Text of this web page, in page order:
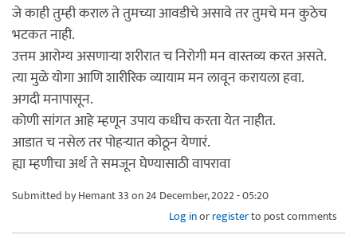
जे काही तुम्ही कराल ते तुमच्या आवडीचे असावे तर तुमचे मन कुठेच
भटकत नाही.
उत्तम आरोग्य असणाऱ्या शरीरात च निरोगी मन वास्तव्य करत असते.
त्या मुळे योगा आणि शारीरिक व्यायाम मन लावून करायला हवा.
अगदी मनापासून.
कोणी सांगत आहे म्हणून उपाय कधीच करता येत नाहीत.
आडात च नसेल तर पोहऱ्यात कोठून येणारं.
ह्या म्हणीचा अर्थ ते समजून घेण्यासाठी वापरावा
Submitted byHemant 33on 24 December, 2022 - 05:20
Log inorregisterto post comments